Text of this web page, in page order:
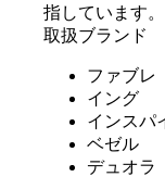
指しています。
取扱ブランド
ファブレ
イング
インスパ
ベゼル
デュオラ